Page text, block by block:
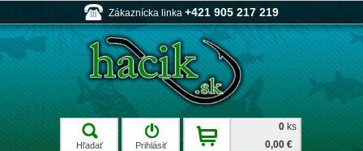
Zákaznícka linka +421 905 217 219
Hľadať Prihlásiť
0 ks
0,00 €